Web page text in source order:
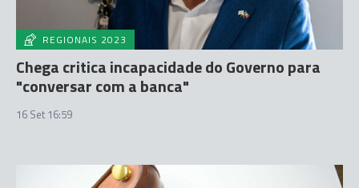
REGIONAIS 2023
Chega critica incapacidade do Governo para
"conversar com a banca"
16 Set 16:59